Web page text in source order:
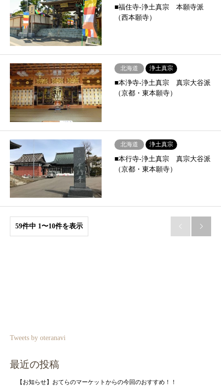
■福住寺-浄土真宗 本願寺派
（西本願寺）
北海道 浄土真宗
■本浄寺-浄土真宗 真宗大谷派
（京都・東本願寺）
北海道 浄土真宗
■本行寺-浄土真宗 真宗大谷派
（京都・東本願寺）
59件中 1〜10件を表示  
Tweets by oteranavi
最近の投稿
【お知らせ】おてらのマーケットからの今回のおすすめ！！